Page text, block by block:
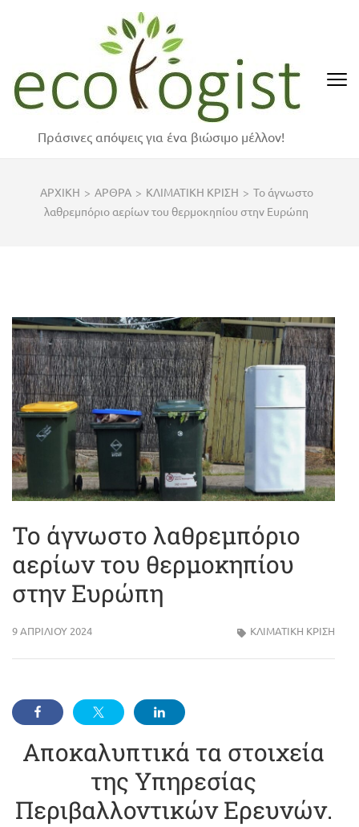
Enter)
Πράσινες απόψεις για ένα βιώσιμο μέλλον!
ΑΡΧΙΚΗ > ΑΡΘΡΑ > ΚΛΙΜΑΤΙΚΗ ΚΡΙΣΗ > Το άγνωστο
λαθρεμπόριο αερίων του θερμοκηπίου στην Ευρώπη
Το άγνωστο λαθρεμπόριο
αερίων του θερμοκηπίου
στην Ευρώπη
9 ΑΠΡΙΛΊΟΥ 2024 ΚΛΙΜΑΤΙΚΗ ΚΡΙΣΗ
Αποκαλυπτικά τα στοιχεία
της Υπηρεσίας
Περιβαλλοντικών Ερευνών.